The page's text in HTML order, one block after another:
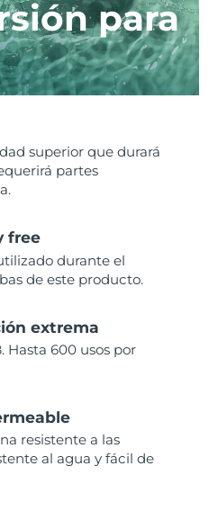
para
superior que durará
partes
free
durante el
de este producto.
extrema
Hasta 600 usos por
resistente a las
al agua y fácil de